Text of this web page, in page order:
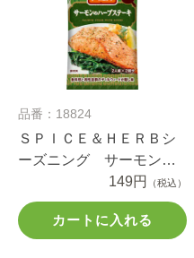
品番：18824
ＳＰＩＣＥ＆ＨＥＲＢシ
ーズニング サーモンの
ハーブステーキ １２ｇ
149円 （税込）
カートに入れる